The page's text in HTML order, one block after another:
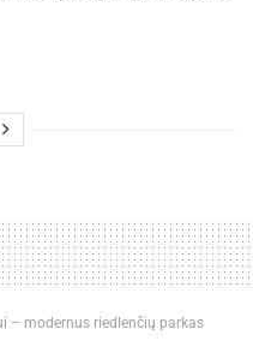
– modernus riedlenčių parkas